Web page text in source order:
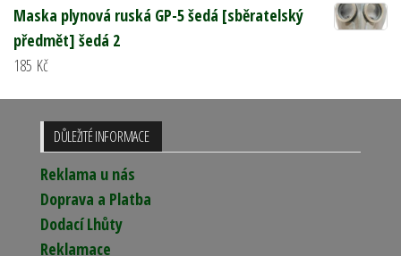
Maska plynová ruská GP-5 šedá [sběratelský
předmět] šedá 2
185 Kč
DŮLEŽITÉ INFORMACE
Reklama u nás
Doprava a Platba
Dodací Lhůty
Reklamace